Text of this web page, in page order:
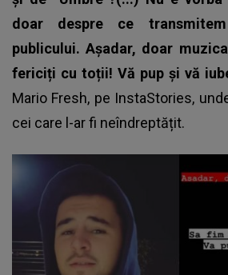
doar despre ce
publicului. Așadar, doar
fericiți cu toții! Vă pup și vă
Mario Fresh, pe InstaStories,
cei care l-ar fi neîndreptățit.